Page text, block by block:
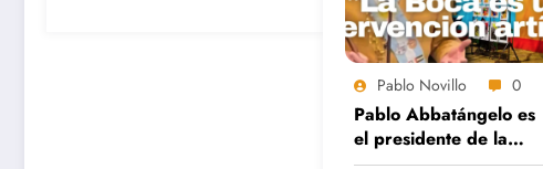
Pablo Novillo 0
Pablo Abbatángelo es
el presidente de la
Tercera República: «La